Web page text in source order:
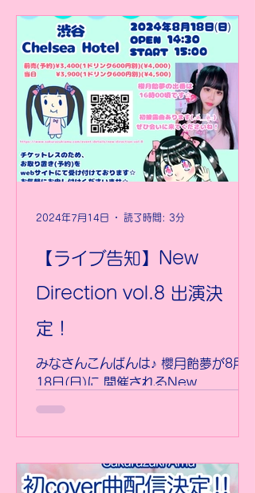
event-details/catc...
【ライブ告知】New
Direction vol.8 出演決
定！
みなさんこんばんは♪ 櫻月飴夢が8月
18日(日)に 開催されるNew
https://www.sakurazukiamu.com/
2024年7月14日 読了時間: 3分